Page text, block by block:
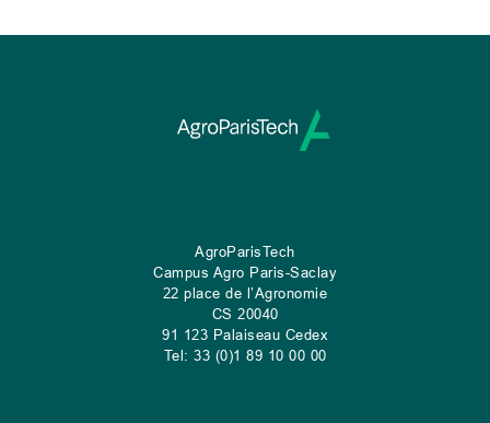
AgroParisTech
Campus Agro Paris-Saclay
22 place de l’Agronomie
CS 20040
91 123 Palaiseau Cedex
Tel: 33 (0)1 89 10 00 00